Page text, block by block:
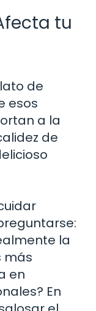
tu
de
esos
a la
de
la
más
en
En